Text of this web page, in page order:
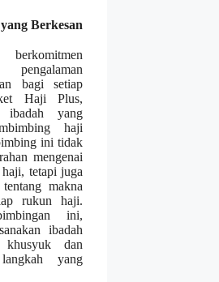
Berkesan
pengalaman
bagi setiap
Haji Plus,
ibadah yang
haji
ini tidak
mengenai
tetapi juga
makna
rukun haji.
ini,
ibadah
dan
yang